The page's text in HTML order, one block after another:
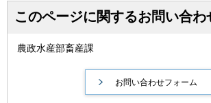
このページに関するお問い合わ
農政水産部畜産課